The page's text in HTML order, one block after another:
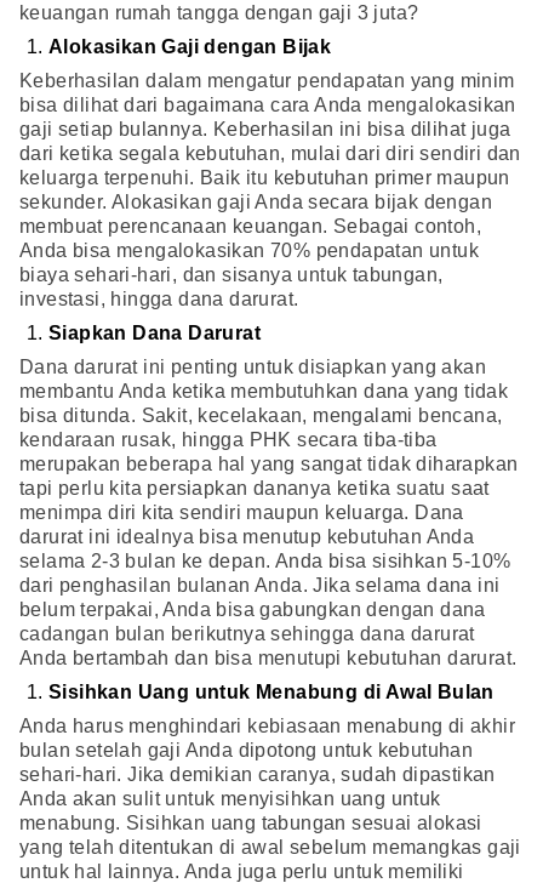
keuangan rumah tangga dengan gaji 3 juta?
Alokasikan Gaji dengan Bijak
Keberhasilan dalam mengatur pendapatan yang minim
bisa dilihat dari bagaimana cara Anda mengalokasikan
gaji setiap bulannya. Keberhasilan ini bisa dilihat juga
dari ketika segala kebutuhan, mulai dari diri sendiri dan
keluarga terpenuhi. Baik itu kebutuhan primer maupun
sekunder. Alokasikan gaji Anda secara bijak dengan
membuat perencanaan keuangan. Sebagai contoh,
Anda bisa mengalokasikan 70% pendapatan untuk
biaya sehari-hari, dan sisanya untuk tabungan,
investasi, hingga dana darurat.
Siapkan Dana Darurat
Dana darurat ini penting untuk disiapkan yang akan
membantu Anda ketika membutuhkan dana yang tidak
bisa ditunda. Sakit, kecelakaan, mengalami bencana,
kendaraan rusak, hingga PHK secara tiba-tiba
merupakan beberapa hal yang sangat tidak diharapkan
tapi perlu kita persiapkan dananya ketika suatu saat
menimpa diri kita sendiri maupun keluarga. Dana
darurat ini idealnya bisa menutup kebutuhan Anda
selama 2-3 bulan ke depan. Anda bisa sisihkan 5-10%
dari penghasilan bulanan Anda. Jika selama dana ini
belum terpakai, Anda bisa gabungkan dengan dana
cadangan bulan berikutnya sehingga dana darurat
Anda bertambah dan bisa menutupi kebutuhan darurat.
Sisihkan Uang untuk Menabung di Awal Bulan
Anda harus menghindari kebiasaan menabung di akhir
bulan setelah gaji Anda dipotong untuk kebutuhan
sehari-hari. Jika demikian caranya, sudah dipastikan
Anda akan sulit untuk menyisihkan uang untuk
menabung. Sisihkan uang tabungan sesuai alokasi
yang telah ditentukan di awal sebelum memangkas gaji
untuk hal lainnya. Anda juga perlu untuk memiliki